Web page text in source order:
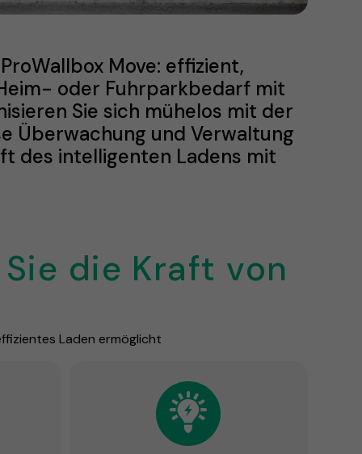
Move: effizient,
oder Fuhrparkbedarf mit
Sie sich mühelos mit der
Überwachung und Verwaltung
des intelligenten Ladens mit
die Kraft von
Laden ermöglicht